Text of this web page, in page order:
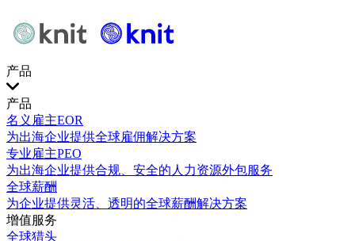
产品
产品
名义雇主EOR
为出海企业提供全球雇佣解决方案
专业雇主PEO
为出海企业提供合规、安全的人力资源外包服务
全球薪酬
为企业提供灵活、透明的全球薪酬解决方案
增值服务
全球猎头